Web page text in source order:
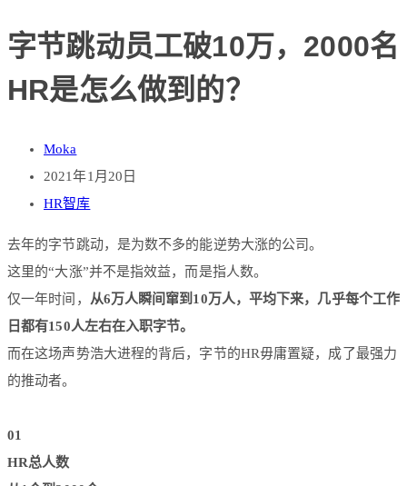
字节跳动员工破10万，2000名
HR是怎么做到的？
Moka
2021年1月20日
HR智库
去年的字节跳动，是为数不多的能逆势大涨的公司。
这里的“大涨”并不是指效益，而是指人数。
仅一年时间， 从6万人瞬间窜到10万人，平均下来，几乎每个工作
日都有150人左右在入职字节。
而在这场声势浩大进程的背后，字节的HR毋庸置疑，成了最强力
的推动者。
01
HR总人数